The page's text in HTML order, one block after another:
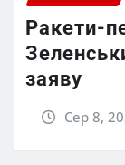
Ракети-
заяву
Сер 8,